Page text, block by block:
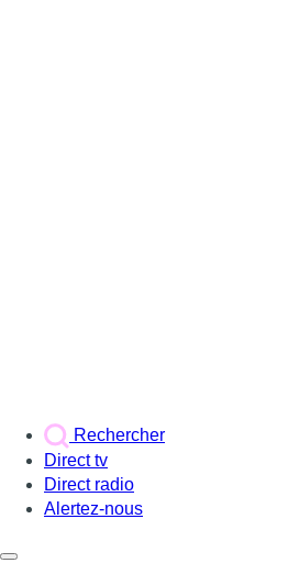
Rechercher
Direct tv
Direct radio
Alertez-nous